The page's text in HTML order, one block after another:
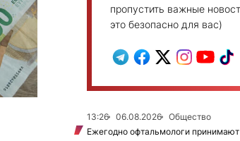
пропустить важные
это безопасно для вас)
13:26 06.08.2026
Общество
Ежегодно офтальмологи принимают